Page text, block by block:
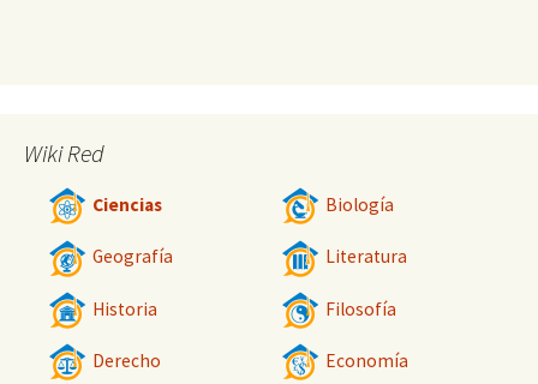
Wiki Red
Ciencias Biología
Geografía Literatura
Historia Filosofía
Derecho Economía